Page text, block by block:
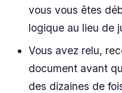
vous vous êtes
logique au lieu de
Vous avez relu,
document avant
des dizaines de